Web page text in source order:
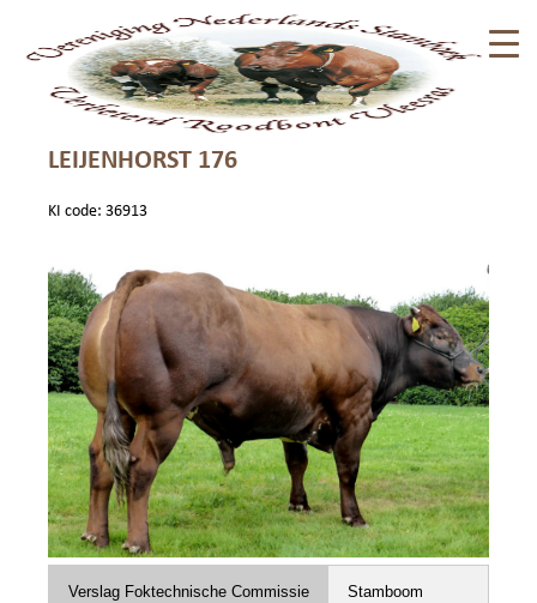
LEIJENHORST 176
KI code: 36913
Verslag Foktechnische Commissie Stamboom